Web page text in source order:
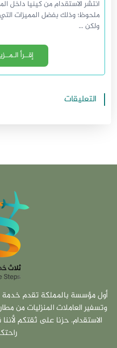
انتشر الاستقدام من كينيا داخل
ملحوظ؛ وذلك بفضل المميزات التي
ولكن ...
إقــرأ
التعليقات
أول مؤسسة بالمملكة تقدم خدمة
وتسفير العاملات المنزليات من